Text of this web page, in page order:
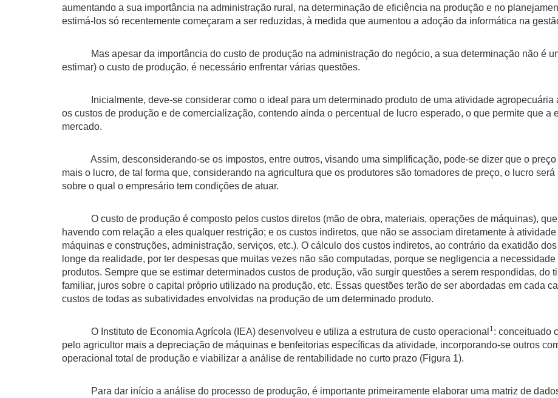
aumentando a sua importância na administração rural, na determinação de eficiência na produção e no
estimá-los só recentemente começaram a ser reduzidas, à medida que aumentou a adoção da informática na
Mas apesar da importância do custo de produção na administração do negócio, a sua determinação não é
estimar) o custo de produção, é necessário enfrentar várias questões.
Inicialmente, deve-se considerar como o ideal para um determinado produto de uma atividade agropecuária
os custos de produção e de comercialização, contendo ainda o percentual de lucro esperado, o que permite que a
mercado.
Assim, desconsiderando-se os impostos, entre outros, visando uma simplificação, pode-se dizer que o preço
mais o lucro, de tal forma que, considerando na agricultura que os produtores são tomadores de preço, o lucro
sobre o qual o empresário tem condições de atuar.
O custo de produção é composto pelos custos diretos (mão de obra, materiais, operações de máquinas), que
havendo com relação a eles qualquer restrição; e os custos indiretos, que não se associam diretamente à
máquinas e construções, administração, serviços, etc.). O cálculo dos custos indiretos, ao contrário da exatidão
longe da realidade, por ter despesas que muitas vezes não são computadas, porque se negligencia a
produtos. Sempre que se estimar determinados custos de produção, vão surgir questões a serem respondidas, do
familiar, juros sobre o capital próprio utilizado na produção, etc. Essas questões terão de ser abordadas em cada
custos de todas as subatividades envolvidas na produção de um determinado produto.
O Instituto de Economia Agrícola (IEA) desenvolveu e utiliza a estrutura de custo operacional 1 : conceituado
pelo agricultor mais a depreciação de máquinas e benfeitorias específicas da atividade, incorporando-se outros
operacional total de produção e viabilizar a análise de rentabilidade no curto prazo (Figura 1).
Para dar início a análise do processo de produção, é importante primeiramente elaborar uma matriz de